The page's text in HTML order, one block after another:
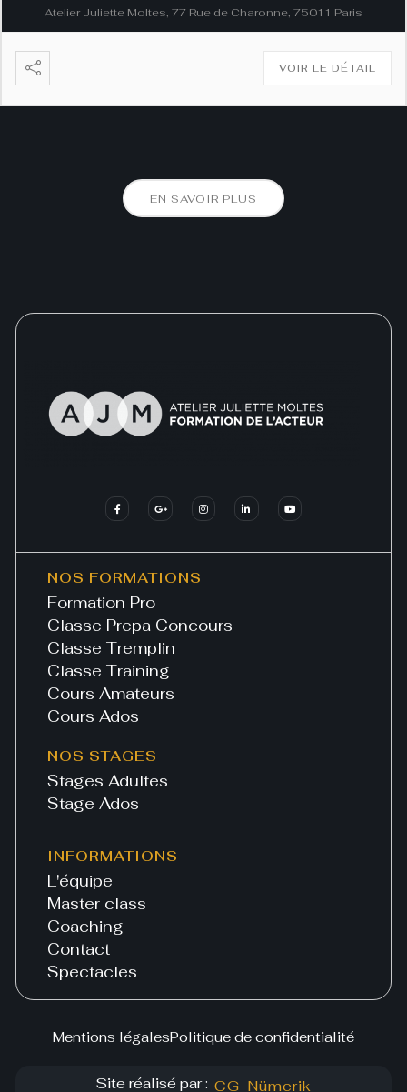
Atelier Juliette Moltes, 77 Rue de Charonne, 75011 Paris
VOIR LE DÉTAIL
EN SAVOIR PLUS
NOS FORMATIONS
Formation Pro
Classe Prepa Concours
Classe Tremplin
Classe Training
Cours Amateurs
Cours Ados
NOS STAGES
Stages Adultes
Stage Ados
INFORMATIONS
L'équipe
Master class
Coaching
Contact
Spectacles
Mentions légalesPolitique de confidentialité
Site réalisé par : CG-Nümerik